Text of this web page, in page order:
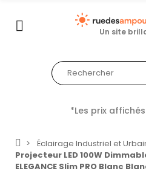
Un site
*Les prix
Éclairage Industriel et
Projecteur LED 100W
ELEGANCE Slim PRO Blanc